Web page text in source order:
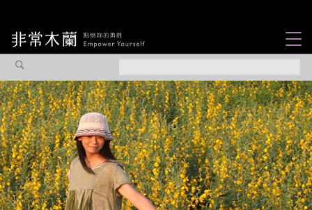
觀點專欄
焦點企劃
社會企業
認識我們